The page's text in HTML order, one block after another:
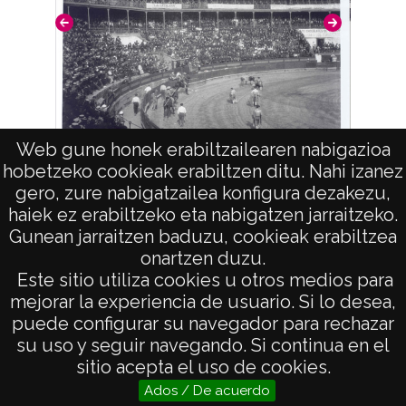
Web gune honek erabiltzailearen nabigazioa
hobetzeko cookieak erabiltzen ditu. Nahi izanez
gero, zure nabigatzailea konfigura dezakezu,
haiek ez erabiltzeko eta nabigatzen jarraitzeko.
Gunean jarraitzen baduzu, cookieak erabiltzea
onartzen duzu.
Este sitio utiliza cookies u otros medios para
mejorar la experiencia de usuario. Si lo desea,
puede configurar su navegador para rechazar
su uso y seguir navegando. Si continua en el
sitio acepta el uso de cookies.
Ados / De acuerdo
Corrida de toros en la plaza de Vitoria
AVISO LEGAL
POLÍTICA DE PRIVACIDAD
ACCESIBILIDAD
ATENCIÓN CIUDADANA